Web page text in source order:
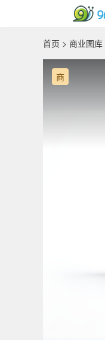
首页 > 商业图库
商